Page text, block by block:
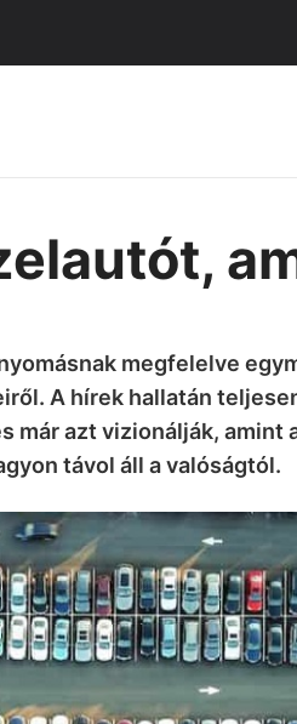
megfelelve
A hírek hallatán
már azt vizionálják, amint
távol áll a valóságtól.